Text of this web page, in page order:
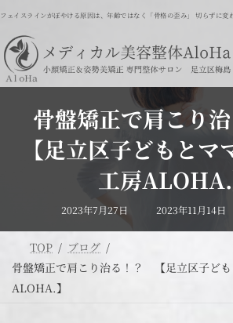
ン
テ
ン
ツ
へ
ビ
ゲ
ー
シ
ョ
フェイスラインがぼやける原因は、年齢ではなく「骨格の歪み」 切らずに変
骨盤矯正で肩こり
【足立区子どもとマ
工房ALOHA.
2023年7月27日 最
終
新
2023年11月14日
TOP
ブログ
骨盤矯正で肩こり治る！？ 【足立区子ど
ALOHA.】